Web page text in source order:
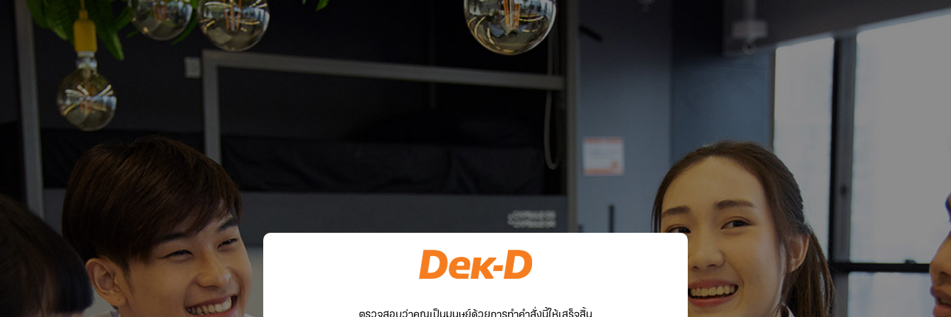
ตรวจสอบว่าคุณเป็นมนุษย์ด้วยการทำคำสั่งนี้ให้เสร็จสิ้น